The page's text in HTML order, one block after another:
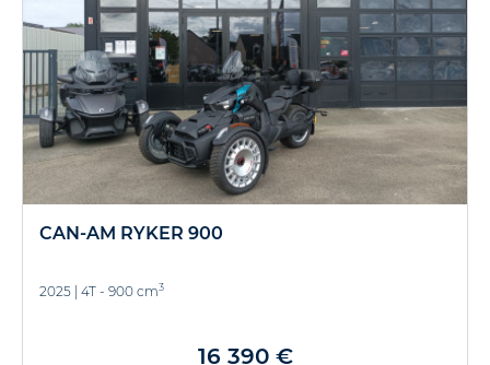
CAN-AM RYKER 900
2025 4T - 900 cm3
16 390 €